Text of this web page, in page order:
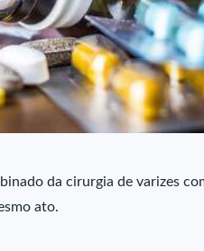
da cirurgia de varizes
ato.